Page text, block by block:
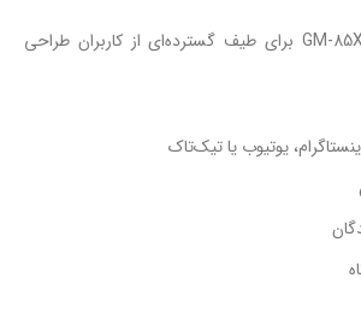
میکروفون گرین لاین GM-85X برای طیف گسترده‌ای از کاربران طراحی
یوتیوب یا تیک‌تاک